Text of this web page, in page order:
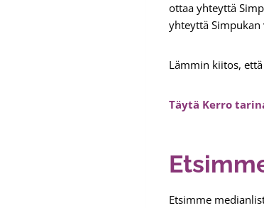
ottaa yhteyttä
yhteyttä Simpukan
Lämmin kiitos,
Täytä Kerro
Etsimme